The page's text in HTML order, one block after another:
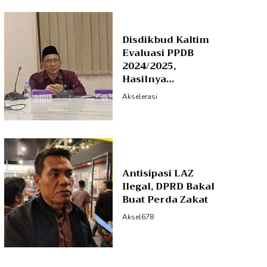
Disdikbud Kaltim
Evaluasi PPDB
2024/2025,
Hasilnya…
Akselerasi
Antisipasi LAZ
Ilegal, DPRD Bakal
Buat Perda Zakat
Aksel678